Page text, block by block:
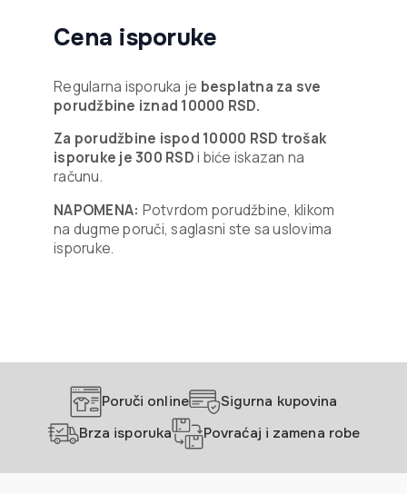
Cena isporuke
Regularna isporuka je besplatna za sve
porudžbine iznad 10000 RSD.
Za porudžbine ispod 10000 RSD trošak
isporuke je 300 RSDi biće iskazan na
računu.
NAPOMENA: Potvrdom porudžbine, klikom
na dugme poruči, saglasni ste sa uslovima
isporuke.
Poruči online
Sigurna kupovina
Brza isporuka
Povraćaj i zamena robe